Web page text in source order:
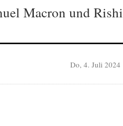
Macron und Rishi
Do, 4. Juli 2024